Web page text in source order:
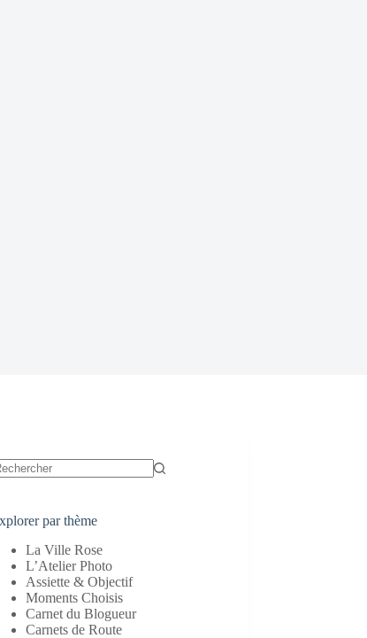
par thème
La Ville Rose
L’Atelier Photo
Assiette & Objectif
Moments Choisis
Carnet du Blogueur
Carnets de Route